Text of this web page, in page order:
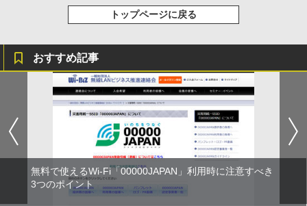
トップページに戻る
おすすめ記事
無料で使えるWi-Fi「00000JAPAN」利用時に注意すべき
3つのポイント